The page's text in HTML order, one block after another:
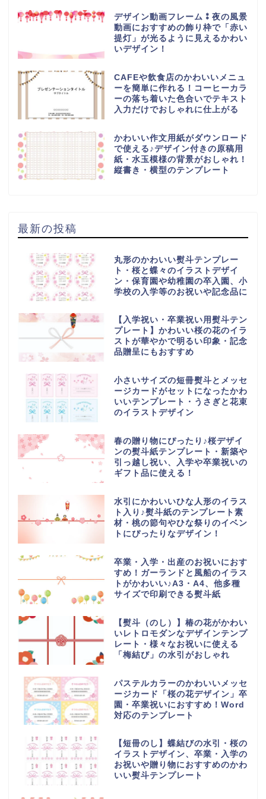
デザイン動画フレーム⁑夜の風景
動画におすすめの飾り枠で「赤い
提灯」が光るように見えるかわい
いデザイン！
CAFEや飲食店のかわいいメニュ
ーを簡単に作れる！コーヒーカラ
ーの落ち着いた色合いでテキスト
入力だけでおしゃれに仕上がる
かわいい作文用紙がダウンロード
で使える♪デザイン付きの原稿用
紙・水玉模様の背景がおしゃれ！
縦書き・横型のテンプレート
最新の投稿
丸形のかわいい熨斗テンプレー
ト・桜と蝶々のイラストデザイ
ン・保育園や幼稚園の卒入園、小
学校の入学等のお祝いや記念品に
【入学祝い・卒業祝い用熨斗テン
プレート】かわいい桜の花のイラ
ストが華やかで明るい印象・記念
品贈呈にもおすすめ
小さいサイズの短冊熨斗とメッセ
ージカードがセットになったかわ
いいテンプレート・うさぎと花束
のイラストデザイン
春の贈り物にぴったり♪桜デザイ
ンの熨斗紙テンプレート・新築や
引っ越し祝い、入学や卒業祝いの
ギフト品に使える！
水引にかわいいひな人形のイラス
ト入り♪熨斗紙のテンプレート素
材・桃の節句やひな祭りのイベン
トにぴったりなデザイン！
卒業・入学・出産のお祝いにおす
すめ！ガーランドと風船のイラス
トがかわいい♪A3・A4、他多種
サイズで印刷できる熨斗紙
【熨斗（のし）】椿の花がかわい
いレトロモダンなデザインテンプ
レート・様々なお祝いに使える
「梅結び」の水引がおしゃれ
パステルカラーのかわいいメッセ
ージカード「桜の花デザイン」卒
園・卒業祝いにおすすめ！Word
対応のテンプレート
【短冊のし】蝶結びの水引・桜の
イラストデザイン、卒業・入学の
お祝いや贈り物におすすめのかわ
いい熨斗テンプレート